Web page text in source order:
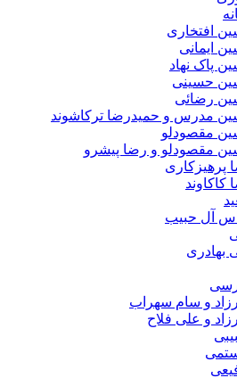
و حمیدرضا ترکاشوند
و رضا پیشرو
سهراب
فلاح